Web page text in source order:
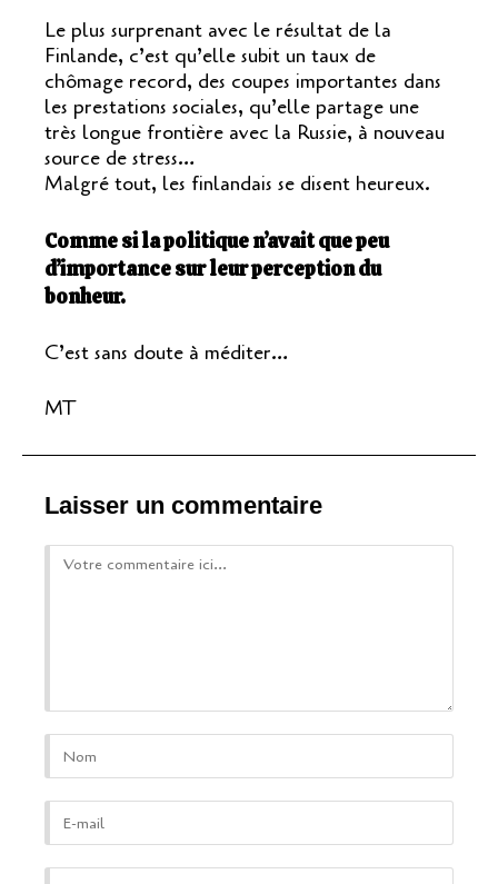
Le plus surprenant avec le résultat de la
Finlande, c’est qu’elle subit un taux de
chômage record, des coupes importantes dans
les prestations sociales, qu’elle partage une
très longue frontière avec la Russie, à nouveau
source de stress…
Malgré tout, les finlandais se disent heureux.
Comme si la politique n’avait que peu
d’importance sur leur perception du
bonheur.
C’est sans doute à méditer…
MT
Laisser un commentaire
your
name
or
username
to
comment
your
email
address